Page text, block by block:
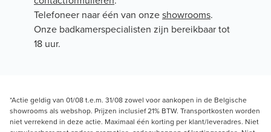
Telefoneer naar één van onzeshowrooms.
Onze badkamerspecialisten zijn bereikbaar tot
18 uur.
*Actie geldig van 01/08 t.e.m. 31/08 zowel voor aankopen in de Belgische
showrooms als webshop. Prijzen inclusief 21% BTW. Transportkosten worden
niet verrekend in deze actie. Maximaal één korting per klant/leveradres. Niet